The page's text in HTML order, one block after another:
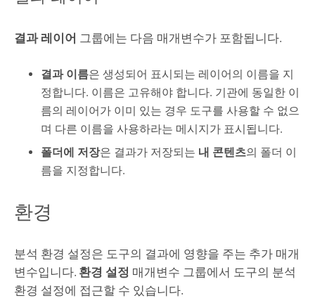
결과 레이어 그룹에는 다음 매개변수가 포함됩니다.
결과 이름은 생성되어 표시되는 레이어의 이름을 지
정합니다. 이름은 고유해야 합니다. 기관에 동일한 이
름의 레이어가 이미 있는 경우 도구를 사용할 수 없으
며 다른 이름을 사용하라는 메시지가 표시됩니다.
폴더에 저장은 결과가 저장되는 내 콘텐츠의 폴더 이
름을 지정합니다.
환경
분석 환경 설정은 도구의 결과에 영향을 주는 추가 매개
변수입니다. 환경 설정 매개변수 그룹에서 도구의 분석
환경 설정에 접근할 수 있습니다.